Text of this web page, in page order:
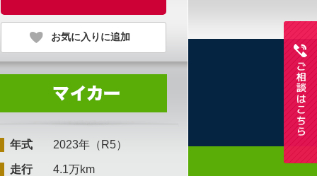
お気に入りに追加
年式 2023年（R5）
走行 4.1万km